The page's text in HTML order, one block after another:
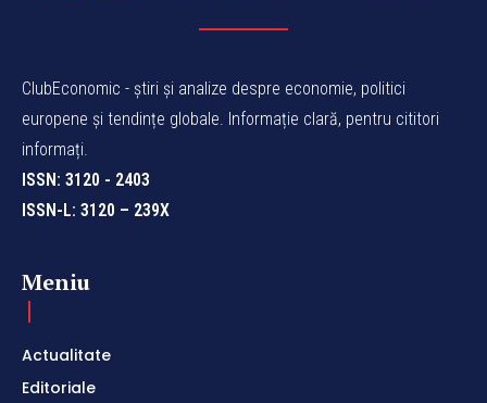
ClubEconomic - știri și analize despre economie, politici
europene și tendințe globale. Informație clară, pentru cititori
informați.
ISSN: 3120 - 2403
ISSN-L: 3120 – 239X
Meniu
Actualitate
Editoriale